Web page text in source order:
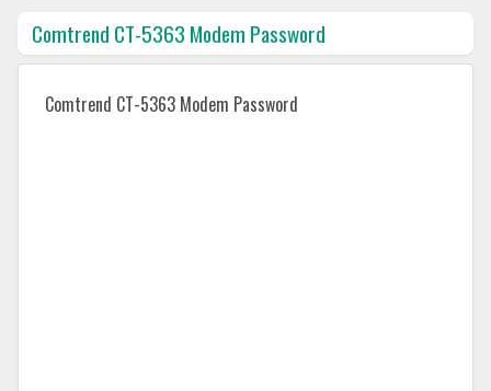
Comtrend CT-5363 Modem Password
Comtrend CT-5363 Modem Password